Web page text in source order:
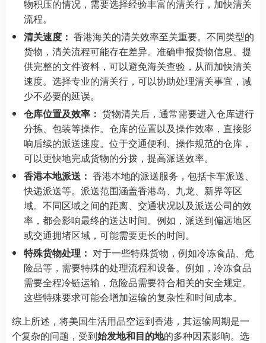
物积压的情况，需要选择经验丰富的清关行，加快清关
流程。
清关速度： 香港海关的清关效率至关重要。不同类型的
货物，清关流程可能存在差异。准确申报货物信息、提
供完整的文件资料，可以避免海关查验，从而加快清关
速度。选择专业的清关行，可以协助处理清关事宜，减
少不必要的延误。
仓库位置及效率： 货物清关后，通常需要进入仓库进行
分拣、包装等操作。仓库的位置以及操作效率，直接影
响后续的派送速度。位于交通便利、操作规范的仓库，
可以更快地完成货物的分拨，提高派送效率。
香港本地派送： 香港本地的派送服务，包括卡车派送、
快递派送等。派送范围涵盖香港岛、九龙、新界等区
域。不同区域之间的距离、交通状况以及派送公司的效
率，都会影响最终的送达时间。例如，派送到偏远地区
或交通拥堵区域，可能需要更长的时间。
特殊货物处理： 对于一些特殊货物，例如冷冻食品、危
险品等，需要特殊的处理流程和设备。例如，冷冻食品
需要全程冷链运输，危险品需要符合相关的安全规定。
这些特殊要求可能会增加运输的复杂性和时间成本。
综上所述，将美国生活用品空运到香港，其运输周期是一
个复杂的问题，受到始发地和目的地的多种因素影响。选